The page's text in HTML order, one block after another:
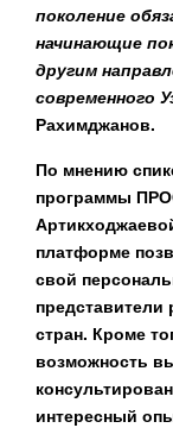
поколение
начинающие
другим
современного
Рахимджанов.
По мнению
программы
платформе
свой
представители
стран. Кроме
возможность
интересный